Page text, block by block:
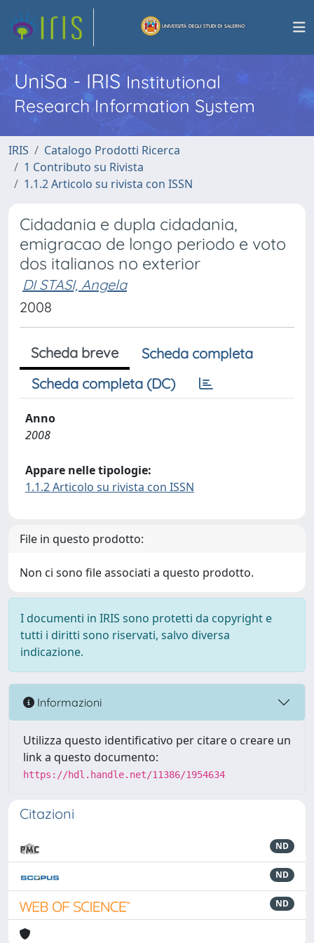
UniSa - IRISInstitutional
Research Information System
IRIS
Catalogo Prodotti Ricerca
1 Contributo su Rivista
1.1.2 Articolo su rivista con ISSN
Cidadania e dupla cidadania,
emigracao de longo periodo e voto
dos italianos no exterior
DI STASI, Angela
2008
Scheda breve
Scheda completa
Scheda completa (DC)
Anno
2008
Appare nelle tipologie:
1.1.2 Articolo su rivista con ISSN
File in questo prodotto:
Non ci sono file associati a questo prodotto.
I documenti in IRIS sono protetti da copyright e
tutti i diritti sono riservati, salvo diversa
indicazione.
Informazioni
Utilizza questo identificativo per citare o creare un
link a questo documento:
https://hdl.handle.net/11386/1954634
Citazioni
ND
ND
ND